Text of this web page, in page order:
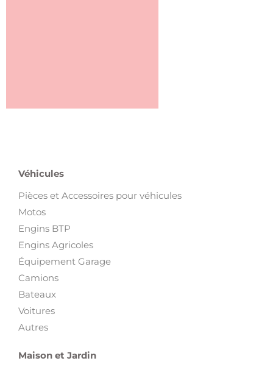
Motos
Engins BTP
Engins Agricoles
Équipement Garage
Camions
Bateaux
Voitures
Autres
Maison et Jardin
Jardin et Outils de bricolage